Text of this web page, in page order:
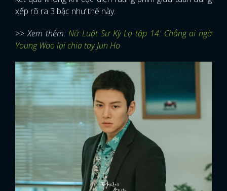
xếp rõ ra 3 bậc như thế này.
>> Xem thêm:Nữ Luật Sư Kỳ Lạ tập 14: Chẳng ai ngờ
Young Woo lại chia tay Jun Ho